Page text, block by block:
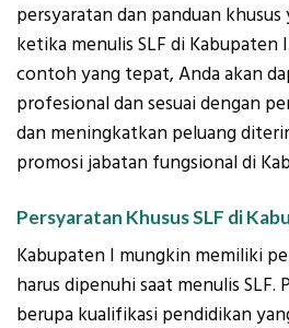
persyaratan dan panduan
ketika menulis SLF di Kabupaten
contoh yang tepat, Anda akan
profesional dan sesuai dengan
dan meningkatkan peluang
promosi jabatan fungsional di
Persyaratan Khusus SLF di
Kabupaten I mungkin memiliki
harus dipenuhi saat menulis SLF.
berupa kualifikasi pendidikan